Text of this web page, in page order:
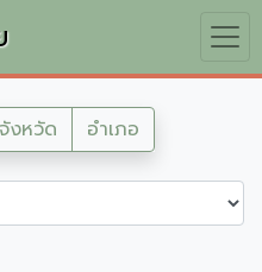
จังหวัด อำเภอ